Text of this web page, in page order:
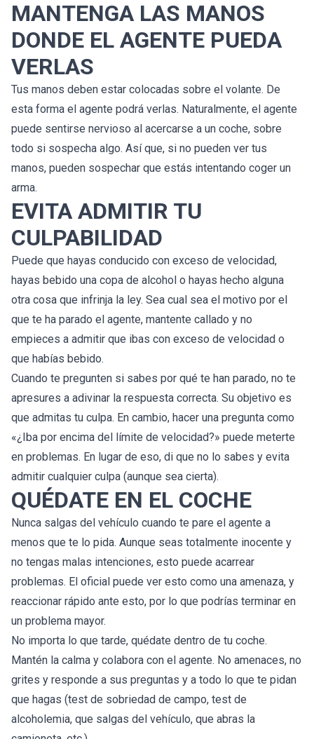
MANTENGA LAS MANOS
DONDE EL AGENTE PUEDA
VERLAS
Tus manos deben estar colocadas sobre el volante. De
esta forma el agente podrá verlas. Naturalmente, el agente
puede sentirse nervioso al acercarse a un coche, sobre
todo si sospecha algo. Así que, si no pueden ver tus
manos, pueden sospechar que estás intentando coger un
arma.
EVITA ADMITIR TU
CULPABILIDAD
Puede que hayas conducido con exceso de velocidad,
hayas bebido una copa de alcohol o hayas hecho alguna
otra cosa que infrinja la ley. Sea cual sea el motivo por el
que te ha parado el agente, mantente callado y no
empieces a admitir que ibas con exceso de velocidad o
que habías bebido.
Cuando te pregunten si sabes por qué te han parado, no te
apresures a adivinar la respuesta correcta. Su objetivo es
que admitas tu culpa. En cambio, hacer una pregunta como
«¿Iba por encima del límite de velocidad?» puede meterte
en problemas. En lugar de eso, di que no lo sabes y evita
admitir cualquier culpa (aunque sea cierta).
QUÉDATE EN EL COCHE
Nunca salgas del vehículo cuando te pare el agente a
menos que te lo pida. Aunque seas totalmente inocente y
no tengas malas intenciones, esto puede acarrear
problemas. El oficial puede ver esto como una amenaza, y
reaccionar rápido ante esto, por lo que podrías terminar en
un problema mayor.
No importa lo que tarde, quédate dentro de tu coche.
Mantén la calma y colabora con el agente. No amenaces, no
grites y responde a sus preguntas y a todo lo que te pidan
que hagas (test de sobriedad de campo, test de
alcoholemia, que salgas del vehículo, que abras la